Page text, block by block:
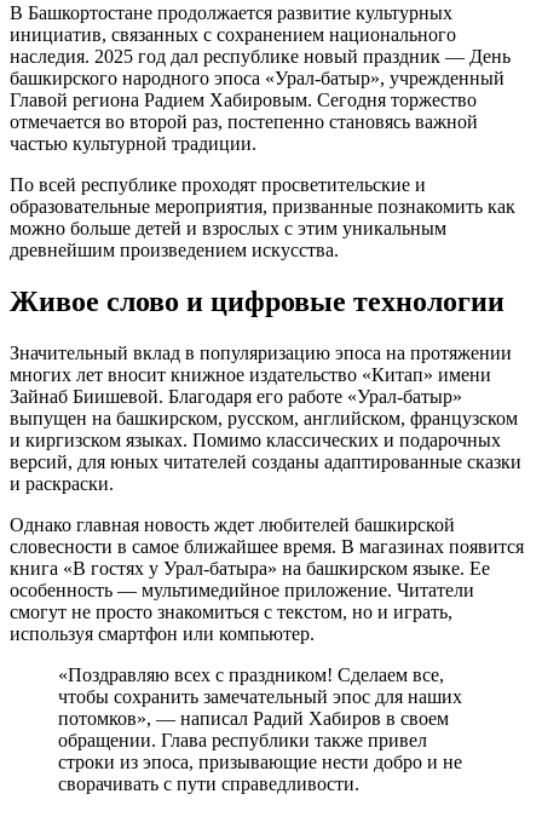
В Башкортостане продолжается развитие культурных
инициатив, связанных с сохранением национального
наследия. 2025 год дал республике новый праздник — День
башкирского народного эпоса «Урал-батыр», учрежденный
Главой региона Радием Хабировым. Сегодня торжество
отмечается во второй раз, постепенно становясь важной
частью культурной традиции.
По всей республике проходят просветительские и
образовательные мероприятия, призванные познакомить как
можно больше детей и взрослых с этим уникальным
древнейшим произведением искусства.
Живое слово и цифровые технологии
Значительный вклад в популяризацию эпоса на протяжении
многих лет вносит книжное издательство «Китап» имени
Зайнаб Биишевой. Благодаря его работе «Урал-батыр»
выпущен на башкирском, русском, английском, французском
и киргизском языках. Помимо классических и подарочных
версий, для юных читателей созданы адаптированные сказки
и раскраски.
Однако главная новость ждет любителей башкирской
словесности в самое ближайшее время. В магазинах появится
книга «В гостях у Урал-батыра» на башкирском языке. Ее
особенность — мультимедийное приложение. Читатели
смогут не просто знакомиться с текстом, но и играть,
используя смартфон или компьютер.
«Поздравляю всех с праздником! Сделаем все,
чтобы сохранить замечательный эпос для наших
потомков», — написал Радий Хабиров в своем
обращении. Глава республики также привел
строки из эпоса, призывающие нести добро и не
сворачивать с пути справедливости.